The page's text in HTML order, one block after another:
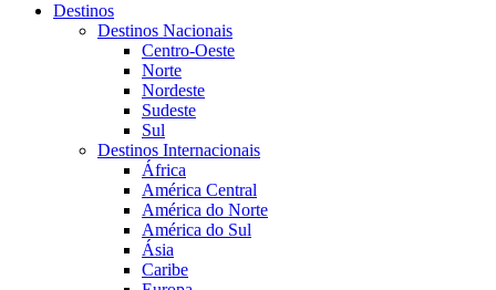
Destinos
Destinos Nacionais
Centro-Oeste
Norte
Nordeste
Sudeste
Sul
Destinos Internacionais
África
América Central
América do Norte
América do Sul
Ásia
Caribe